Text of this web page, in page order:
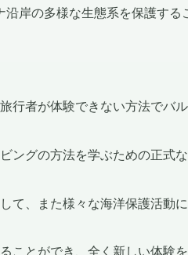
岸の多様な生態系を保護する
行者が体験できない方法でバ
ングの方法を学ぶための正式
て、また様々な海洋保護活動
ことができ、全く新しい体験